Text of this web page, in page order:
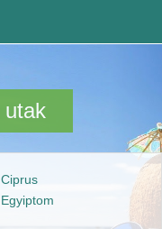
utak
Ciprus
Egyiptom